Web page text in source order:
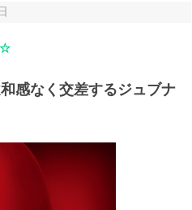
感なく交差するジュブナ